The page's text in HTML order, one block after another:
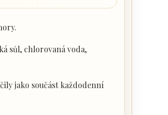
sůl, chlorovaná voda,
jako součást každodenní